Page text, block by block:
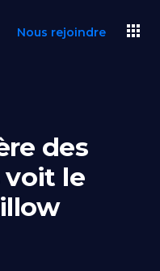
Nous rejoindre
des
voit le